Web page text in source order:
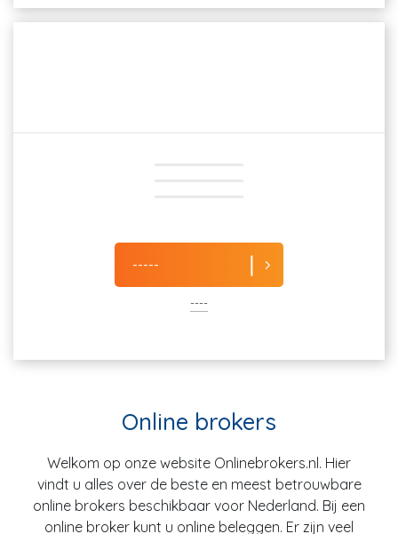
-----
----
Online brokers
Welkom op onze website Onlinebrokers.nl. Hier
vindt u alles over de beste en meest betrouwbare
online brokers beschikbaar voor Nederland. Bij een
online broker kunt u online beleggen. Er zijn veel